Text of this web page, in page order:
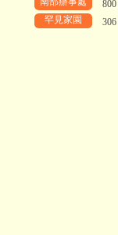
罕見家園